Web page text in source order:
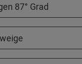
87° Grad